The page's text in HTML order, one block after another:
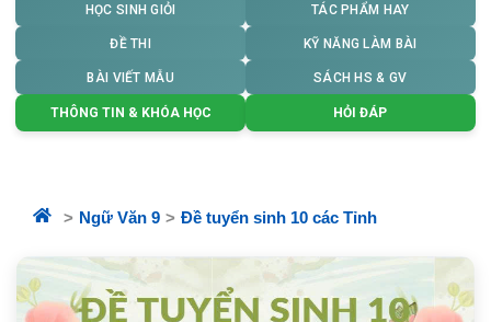
HỌC SINH GIỎI TÁC PHẨM HAY
ĐỀ THI KỸ NĂNG LÀM BÀI
BÀI VIẾT MẪU SÁCH HS & GV
THÔNG TIN & KHÓA HỌC HỎI ĐÁP
Ngữ Văn 9 Đề tuyển sinh 10 các Tỉnh